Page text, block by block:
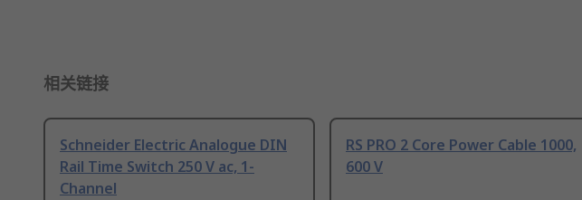
相关链接
Schneider Electric Analogue DIN
Rail Time Switch 250 V ac, 1-
Channel
RS PRO 2 Core Power Cable 1000,
600 V